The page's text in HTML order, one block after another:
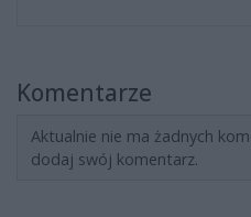
Komentarze
Aktualnie nie ma żadnych
dodaj swój komentarz.